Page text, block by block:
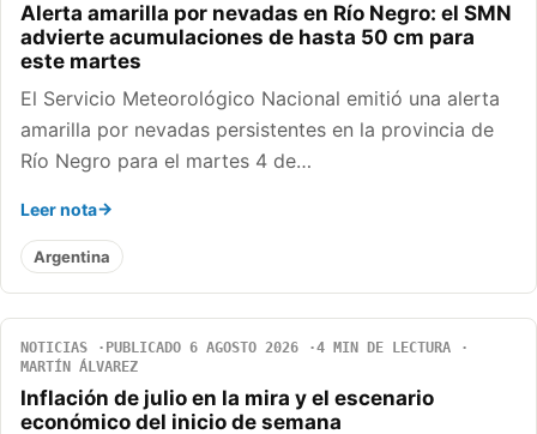
Alerta amarilla por nevadas en Río Negro: el SMN
advierte acumulaciones de hasta 50 cm para
este martes
El Servicio Meteorológico Nacional emitió una alerta
amarilla por nevadas persistentes en la provincia de
Río Negro para el martes 4 de…
Leer nota
Argentina
NOTICIAS PUBLICADO 6 AGOSTO 2026
4 MIN DE LECTURA
MARTÍN ÁLVAREZ
Inflación de julio en la mira y el escenario
económico del inicio de semana